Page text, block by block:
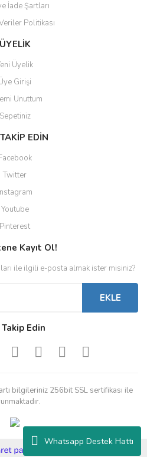
Whatsapp Destek Hattı
Gönder
İade Şartları
Politikası
ÜYELİK
Üyelik
Girişi
Unuttum
Sepetiniz
EDİN
Twitter
Youtube
Pinterest
Kayıt Ol!
ile ilgili e-posta almak ister misiniz?
EKLE
Edin
bilgileriniz 256bit SSL sertifikası ile